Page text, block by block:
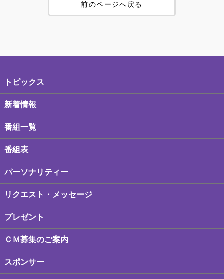
前のページへ戻る
トピックス
新着情報
番組一覧
番組表
パーソナリティー
リクエスト・メッセージ
プレゼント
ＣＭ募集のご案内
スポンサー